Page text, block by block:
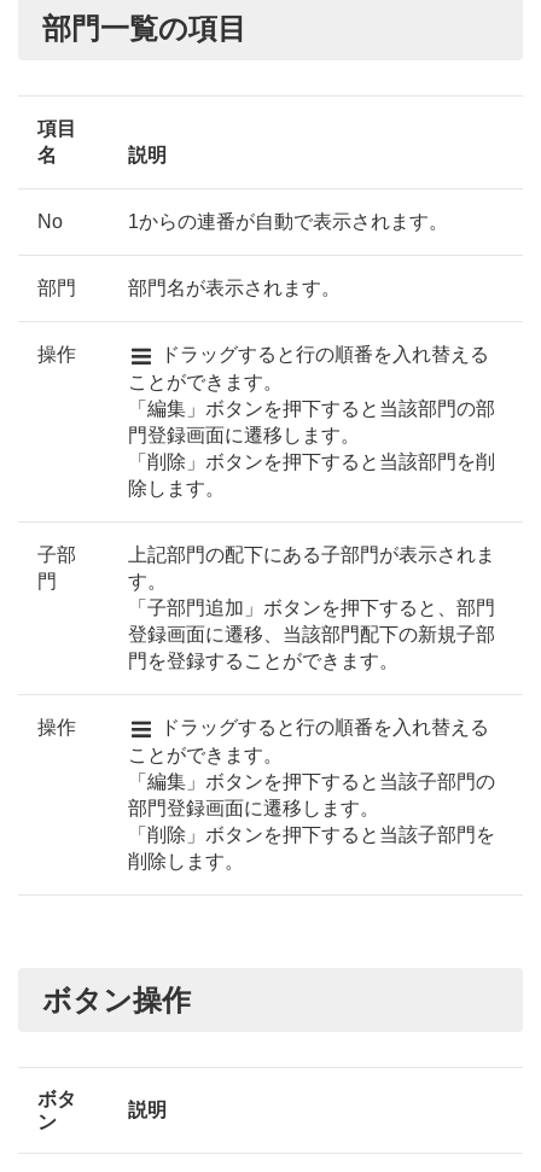
部門一覧の項目
項目
名
説明
No 1からの連番が自動で表示されます。
部門 部門名が表示されます。
操作
ドラッグすると行の順番を入れ替える
ことができます。
「編集」ボタンを押下すると当該部門の部
門登録画面に遷移します。
「削除」ボタンを押下すると当該部門を削
除します。
子部
門
上記部門の配下にある子部門が表示されま
す。
「子部門追加」ボタンを押下すると、部門
登録画面に遷移、当該部門配下の新規子部
門を登録することができます。
操作
ドラッグすると行の順番を入れ替える
ことができます。
「編集」ボタンを押下すると当該子部門の
部門登録画面に遷移します。
「削除」ボタンを押下すると当該子部門を
削除します。
ボタン操作
ボタ
ン
説明